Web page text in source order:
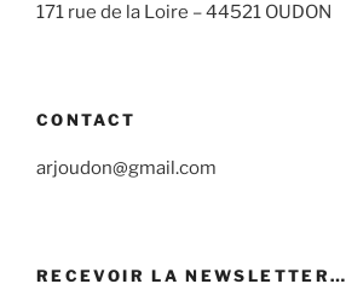
171 rue de la Loire –44521 OUDON
CONTACT
arjoudon@gmail.com
RECEVOIR LA NEWSLETTER…